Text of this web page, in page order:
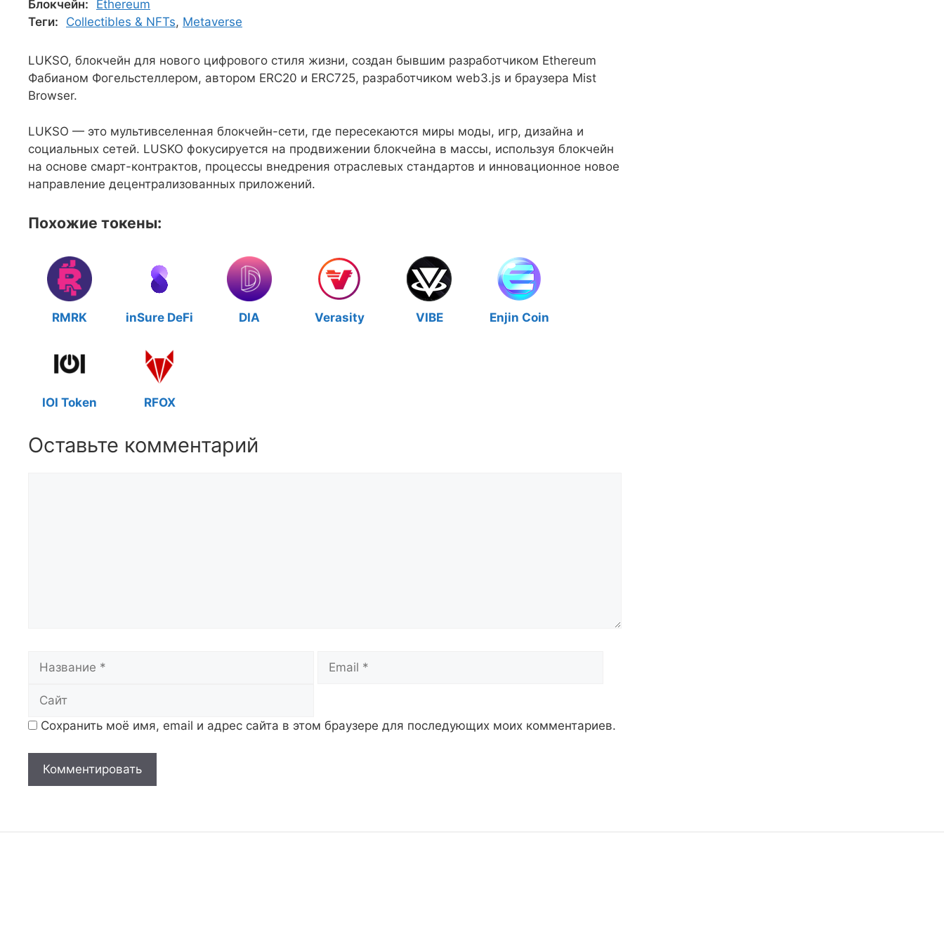
Блокчейн:
Ethereum
Теги:
Collectibles & NFTs, Metaverse
LUKSO, блокчейн для нового цифрового стиля жизни, создан бывшим разработчиком Ethereum
Фабианом Фогельстеллером, автором ERC20 и ERC725, разработчиком web3.js и браузера Mist
Browser.
LUKSO — это мультивселенная блокчейн-сети, где пересекаются миры моды, игр, дизайна и
социальных сетей. LUSKO фокусируется на продвижении блокчейна в массы, используя блокчейн
на основе смарт-контрактов, процессы внедрения отраслевых стандартов и инновационное новое
направление децентрализованных приложений.
Похожие токены:
RMRK inSure DeFi DIA Verasity VIBE Enjin Coin
IOI Token RFOX
Оставьте комментарий
Название Email
Сохранить моё имя, email и адрес сайта в этом браузере для последующих моих комментариев.